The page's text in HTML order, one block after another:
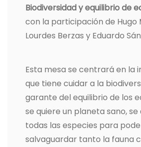
Biodiversidad y equilibrio de
con la participación de Hugo
Lourdes Berzas y Eduardo
Esta mesa se centrará en la
que tiene cuidar a la
garante del equilibrio de los
se quiere un planeta sano,
todas las especies para
salvaguardar tanto la fauna